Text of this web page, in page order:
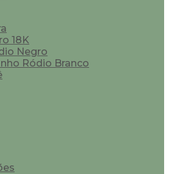
18K
Negro
Ródio Branco